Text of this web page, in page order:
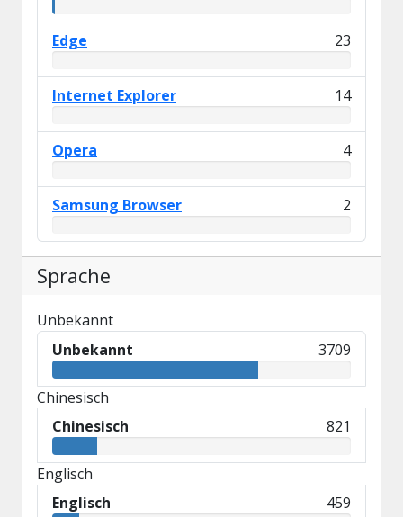
Edge 23
Internet Explorer 14
Opera 4
Samsung Browser 2
Sprache
Unbekannt
Unbekannt
3709
Chinesisch
Chinesisch
821
Englisch
Englisch
459